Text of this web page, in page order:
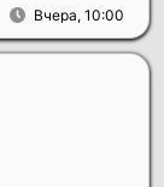
Вчера, 10:00